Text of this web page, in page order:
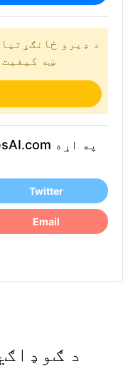
د ډیرو
ښه کیفیت
Twitter
Email
د